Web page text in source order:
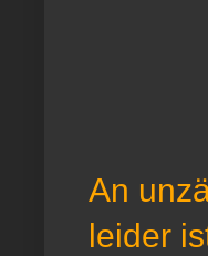
An
leider